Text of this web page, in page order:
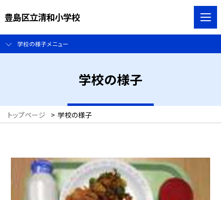
豊島区立清和小学校
学校の様子メニュー
学校の様子
トップページ > 学校の様子